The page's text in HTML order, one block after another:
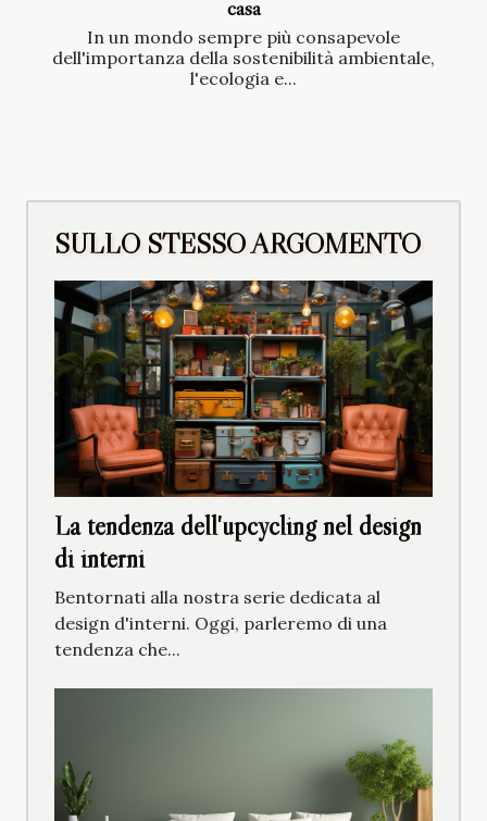
casa
In un mondo sempre più consapevole
dell'importanza della sostenibilità ambientale,
l'ecologia e...
SULLO STESSO ARGOMENTO
La tendenza dell'upcycling nel design
di interni
Bentornati alla nostra serie dedicata al
design d'interni. Oggi, parleremo di una
tendenza che...